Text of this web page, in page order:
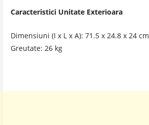
Caracteristici Unitate Exterioara
Dimensiuni (I x L x A): 71.5 x 24.8 x 24 cm
Greutate: 26 kg